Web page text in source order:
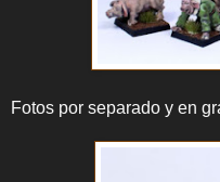
Fotos por separado y en